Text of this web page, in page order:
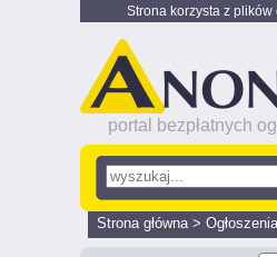
Strona korzysta z
portal bezpłatnych
Strona główna>